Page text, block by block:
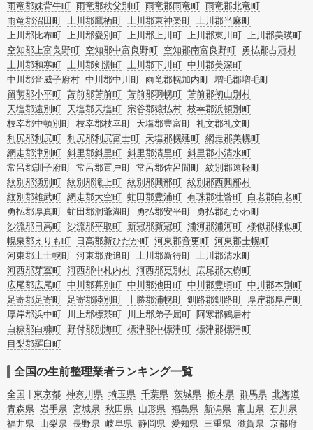
雨竜郡妹背牛町 雨竜郡秩父別町 雨竜郡雨竜町 雨竜郡北竜町
雨竜郡沼田町 上川郡鷹栖町 上川郡東神楽町 上川郡当麻町
上川郡比布町 上川郡愛別町 上川郡上川町 上川郡東川町 上川郡美瑛町
空知郡上富良野町 空知郡中富良野町 空知郡南富良野町 勇払郡占冠村
上川郡和寒町 上川郡剣淵町 上川郡下川町 中川郡美深町
中川郡音威子府村 中川郡中川町 雨竜郡幌加内町 増毛郡増毛町
留萌郡小平町 苫前郡苫前町 苫前郡羽幌町 苫前郡初山別村
天塩郡遠別町 天塩郡天塩町 宗谷郡猿払村 枝幸郡浜頓別町
枝幸郡中頓別町 枝幸郡枝幸町 天塩郡豊富町 礼文郡礼文町
利尻郡利尻町 利尻郡利尻富士町 天塩郡幌延町 網走郡美幌町
網走郡津別町 斜里郡斜里町 斜里郡清里町 斜里郡小清水町
常呂郡訓子府町 常呂郡置戸町 常呂郡佐呂間町 紋別郡遠軽町
紋別郡湧別町 紋別郡滝上町 紋別郡興部町 紋別郡西興部村
紋別郡雄武町 網走郡大空町 虻田郡豊浦町 有珠郡壮瞥町 白老郡白老町
勇払郡厚真町 虻田郡洞爺湖町 勇払郡安平町 勇払郡むかわ町
沙流郡日高町 沙流郡平取町 新冠郡新冠町 浦河郡浦河町 様似郡様似町
幌泉郡えりも町
日高郡新ひだか町 河東郡音更町 河東郡士幌町
河東郡上士幌町 河東郡鹿追町 上川郡新得町 上川郡清水町
河西郡芽室町 河西郡中札内村 河西郡更別村 広尾郡大樹町
広尾郡広尾町 中川郡幕別町 中川郡池田町 中川郡豊頃町 中川郡本別町
足寄郡足寄町 足寄郡陸別町 十勝郡浦幌町 釧路郡釧路町 厚岸郡厚岸町
厚岸郡浜中町
川上郡標茶町 川上郡弟子屈町 阿寒郡鶴居村
白糠郡白糠町 野付郡別海町 標津郡中標津町 標津郡標津町
目梨郡羅臼町
全国の生前整理業者ランキング一覧
全国 東京都 神奈川県 埼玉県 千葉県 茨城県 栃木県 群馬県 北海道
青森県 岩手県 宮城県 秋田県 山形県 福島県 新潟県 富山県 石川県
福井県 山梨県 長野県 岐阜県 静岡県 愛知県 三重県 滋賀県 京都府